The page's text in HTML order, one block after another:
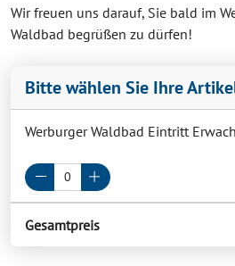
Wir freuen uns darauf, Sie bald im
Waldbad begrüßen zu dürfen!
Bitte wählen Sie Ihre
Werburger Waldbad Eintritt
Gesamtpreis